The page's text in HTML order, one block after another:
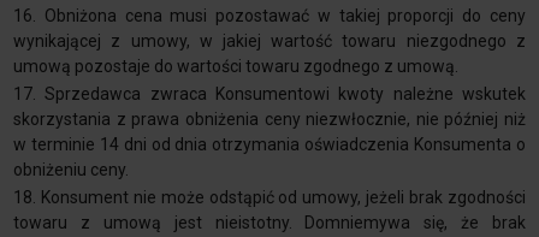
16. Obniżona cena musi pozostawać w takiej proporcji do ceny
wynikającej z umowy, w jakiej wartość towaru niezgodnego z
umową pozostaje do wartości towaru zgodnego z umową.
17. Sprzedawca zwraca Konsumentowi kwoty należne wskutek
skorzystania z prawa obniżenia ceny niezwłocznie, nie później niż
w terminie 14 dni od dnia otrzymania oświadczenia Konsumenta o
obniżeniu ceny.
18. Konsument nie może odstąpić od umowy, jeżeli brak zgodności
towaru z umową jest nieistotny. Domniemywa się, że brak